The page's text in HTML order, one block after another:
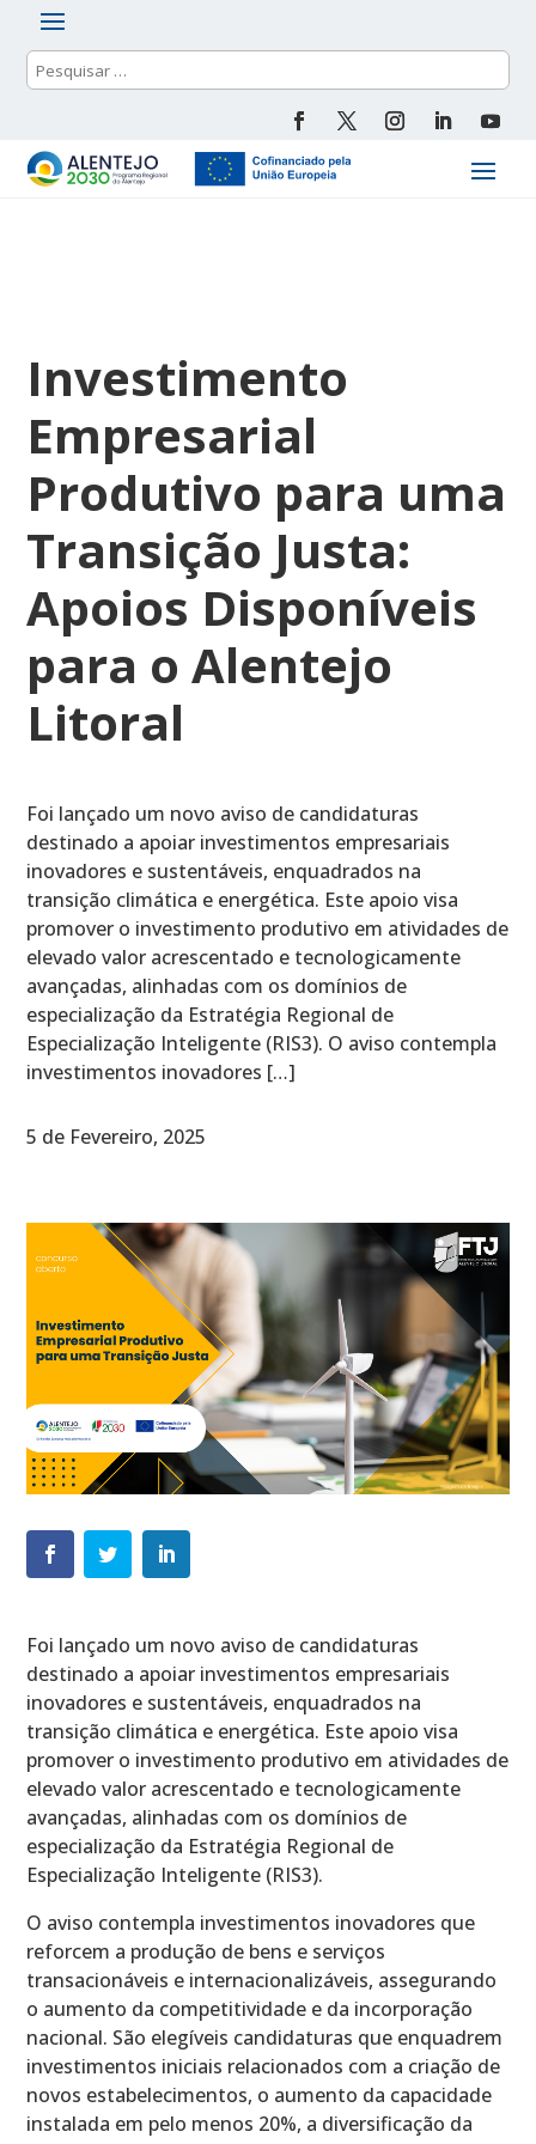
Investimento
Empresarial
Produtivo para uma
Transição Justa:
Apoios Disponíveis
para o Alentejo
Litoral
Foi lançado um novo aviso de candidaturas
destinado a apoiar investimentos empresariais
inovadores e sustentáveis, enquadrados na
transição climática e energética. Este apoio visa
promover o investimento produtivo em atividades de
elevado valor acrescentado e tecnologicamente
avançadas, alinhadas com os domínios de
especialização da Estratégia Regional de
Especialização Inteligente (RIS3). O aviso contempla
investimentos inovadores […]
5 de Fevereiro, 2025
Foi lançado um novo aviso de candidaturas
destinado a apoiar investimentos empresariais
inovadores e sustentáveis, enquadrados na
transição climática e energética. Este apoio visa
promover o investimento produtivo em atividades de
elevado valor acrescentado e tecnologicamente
avançadas, alinhadas com os domínios de
especialização da Estratégia Regional de
Especialização Inteligente (RIS3).
O aviso contempla investimentos inovadores que
reforcem a produção de bens e serviços
transacionáveis e internacionalizáveis, assegurando
o aumento da competitividade e da incorporação
nacional. São elegíveis candidaturas que enquadrem
investimentos iniciais relacionados com a criação de
novos estabelecimentos, o aumento da capacidade
instalada em pelo menos 20%, a diversificação da